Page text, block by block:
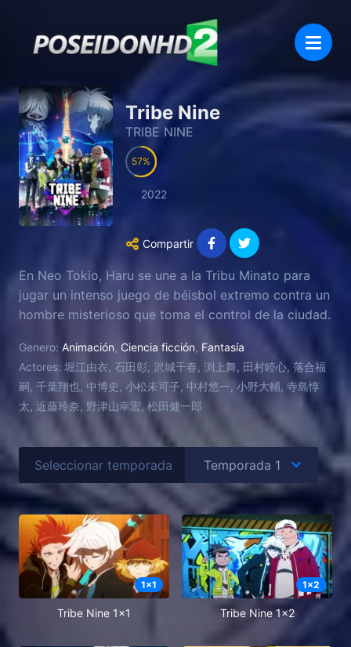
Tribe Nine
TRIBE NINE
57
2022
Compartir
En Neo Tokio, Haru se une a la Tribu Minato para
jugar un intenso juego de béisbol extremo contra un
hombre misterioso que toma el control de la ciudad.
Genero: Animación, Ciencia ficción, Fantasía
Actores: 堀江由衣, 石田彰, 沢城千春, 渕上舞, 田村睦心, 落合福
嗣, 千葉翔也, 中博史, 小松未可子, 中村悠一, 小野大輔, 寺島惇
太, 近藤玲奈, 野津山幸宏, 松田健一郎
Seleccionar temporada
1x1
Tribe Nine 1x1
1x2
Tribe Nine 1x2